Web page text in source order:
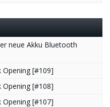
neue Akku Bluetooth
Opening [#109]
Opening [#108]
Opening [#107]